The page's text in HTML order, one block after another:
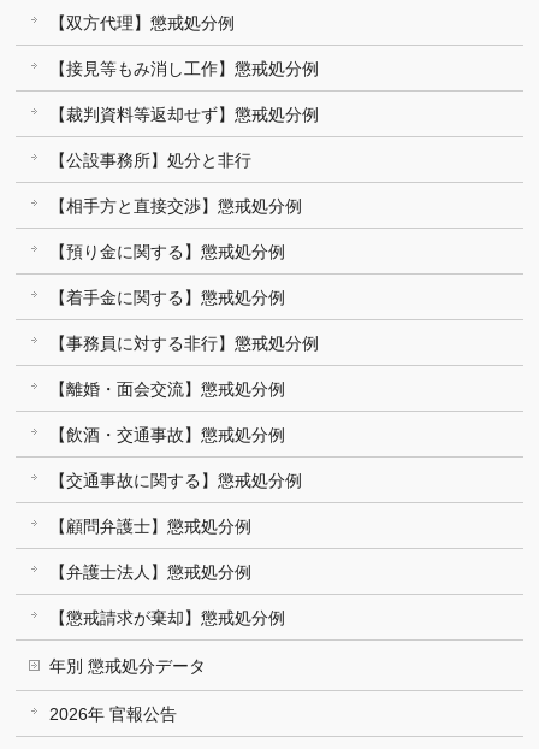
【双方代理】懲戒処分例
【接見等もみ消し工作】懲戒処分例
【裁判資料等返却せず】懲戒処分例
【公設事務所】処分と非行
【相手方と直接交渉】懲戒処分例
【預り金に関する】懲戒処分例
【着手金に関する】懲戒処分例
【事務員に対する非行】懲戒処分例
【離婚・面会交流】懲戒処分例
【飲酒・交通事故】懲戒処分例
【交通事故に関する】懲戒処分例
【顧問弁護士】懲戒処分例
【弁護士法人】懲戒処分例
【懲戒請求が棄却】懲戒処分例
年別 懲戒処分データ
2026年 官報公告